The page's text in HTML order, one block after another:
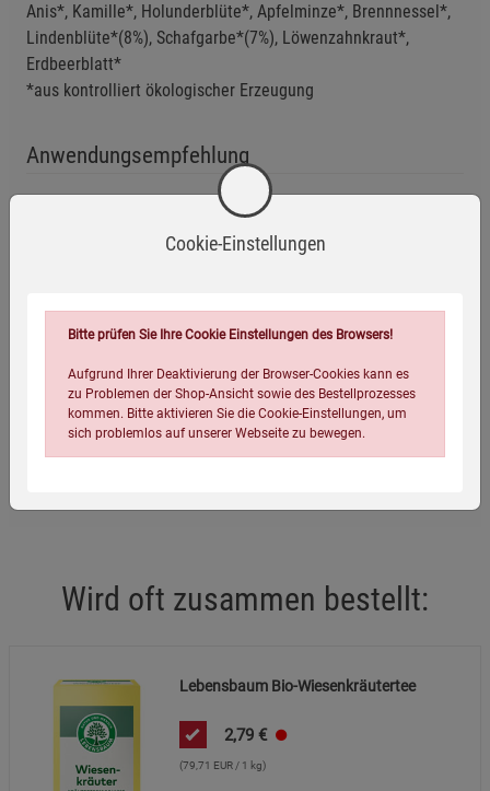
Anis*, Kamille*, Holunderblüte*, Apfelminze*, Brennnessel*,
Lindenblüte*(8%), Schafgarbe*(7%), Löwenzahnkraut*,
Erdbeerblatt*
*aus kontrolliert ökologischer Erzeugung
Anwendungsempfehlung
Geöffnete Packung stets gut verschließen, trocken und vor
Wärme geschützt lagern.
Mindestens haltbar bis: siehe Verpackung.
Eigenschaften
4012346286402
20 x 1,75 g
Verpackungsgewicht:
Wird oft zusammen bestellt:
Lebensbaum Bio-Wiesenkräutertee
2,79 €
(79,71 EUR / 1 kg)
Cookie-Einstellungen
Bitte prüfen Sie Ihre Cookie Einstellungen des Browsers!
Aufgrund Ihrer Deaktivierung der Browser-Cookies kann es
zu Problemen der Shop-Ansicht sowie des Bestellprozesses
kommen. Bitte aktivieren Sie die Cookie-Einstellungen, um
sich problemlos auf unserer Webseite zu bewegen.
Zurück Einstellungen speichern für die Gruppe
Einwilligung nicht erteilen
Notwendige Cookies (5)
Beschreibung Notwendige Cookies